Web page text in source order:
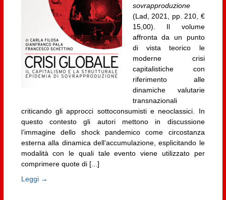
sovrapproduzione
(Lad, 2021, pp. 210, €
15,00). Il volume
affronta da un punto
di vista teorico le
moderne crisi
capitalistiche con
riferimento alle
dinamiche valutarie
transnazionali
criticando gli approcci sottoconsumisti e neoclassici. In
questo contesto gli autori mettono in discussione
l’immagine dello shock pandemico come circostanza
esterna alla dinamica dell’accumulazione, esplicitando le
modalità con le quali tale evento viene utilizzato per
comprimere quote di [...]
Leggi →